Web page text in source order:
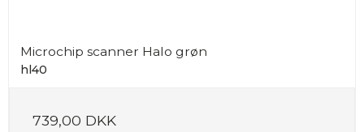
Microchip scanner Halo grøn
hl40
739,00 DKK